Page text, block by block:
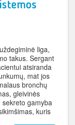
liga,
takus. Sergant
atsiranda
mat jos
bronchų
gleivinės
gamyba
kuris